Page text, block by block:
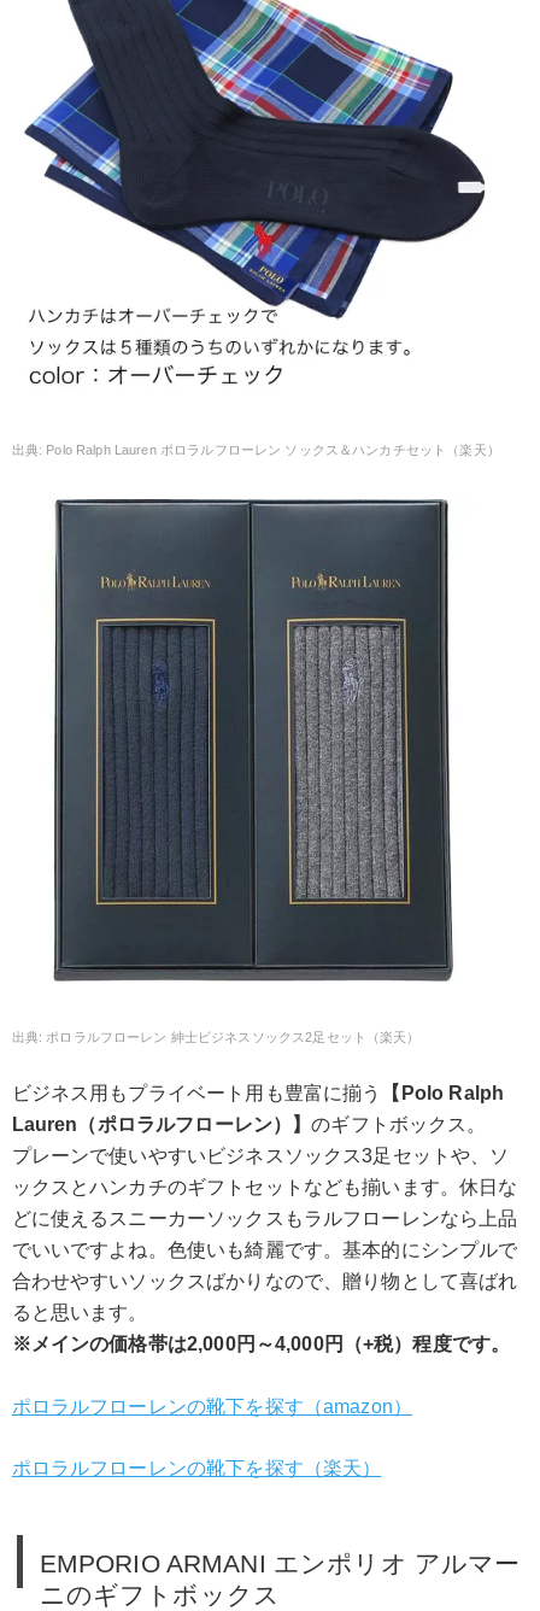
Polo Ralph Lauren ポロラルフローレン ソックス＆ハンカチセット（楽天）
ポロラルフローレン 紳士ビジネスソックス2足セット（楽天）
ビジネス用もプライベート用も豊富に揃う
【Polo Ralph
Lauren（ポロラルフローレン）】のギフトボックス。
プレーンで使いやすいビジネスソックス3足セットや、ソ
ックスとハンカチのギフトセットなども揃います。休日な
どに使えるスニーカーソックスもラルフローレンなら上品
でいいですよね。色使いも綺麗です。基本的にシンプルで
合わせやすいソックスばかりなので、贈り物として喜ばれ
ると思います。
※メインの価格帯は2,000円～4,000円（+税）程度です。
ポロラルフローレンの靴下を探す（amazon）
ポロラルフローレンの靴下を探す（楽天）
EMPORIO ARMANI エンポリオ アルマー
ニのギフトボックス